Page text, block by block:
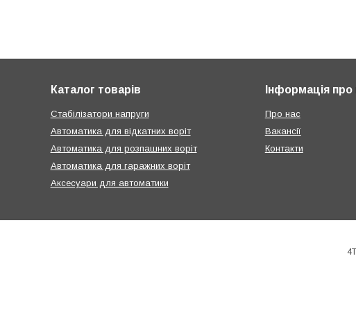
Каталог товарів
Стабілізатори напруги
Автоматика для відкатних воріт
Автоматика для розпашних воріт
Автоматика для гаражних воріт
Аксесуари для автоматики
Інформація
Про нас
Вакансії
Контакти